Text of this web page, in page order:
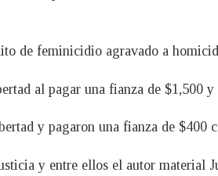
de feminicidio agravado a
al pagar una fianza de $1,500
y pagaron una fianza de $400
y entre ellos el autor material